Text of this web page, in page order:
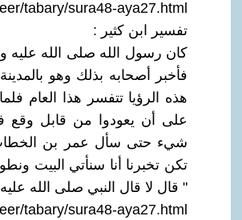
tabary/sura48-aya27.html
تفسير ابن كثير :
كان رسول الله صلى الله عليه
فأخبر أصحابه بذلك وهو
هذه الرؤيا تتفسر هذا العام
على أن يعودوا من قابل
شيء حتى سأل عمر بن
تكن تخبرنا أنا سنأتي البيت
" قال لا قال النبي صلى الله
tabary/sura48-aya27.html